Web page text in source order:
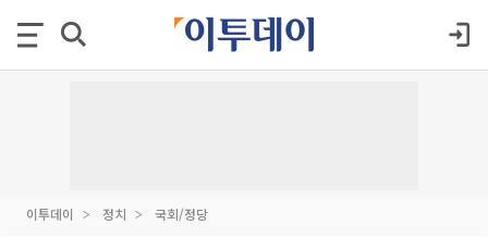
이투데이 정치 국회/정당